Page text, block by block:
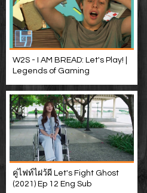
W2S - I AM BREAD: Let's Play! |
Legends of Gaming
คู่ไฟท์ไฝว้ผี Let's Fight Ghost
(2021) Ep 12 Eng Sub